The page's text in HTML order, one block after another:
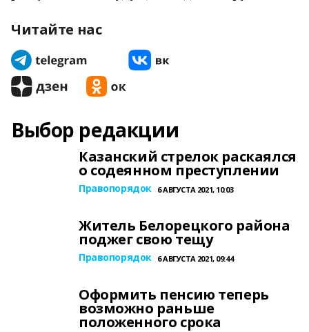
Читайте нас
Выбор редакции
Казанский стрелок раскаялся
о содеянном преступлении
Правопорядок 6 АВГУСТА 2021, 10:03
Житель Белорецкого района
поджег свою тещу
Правопорядок 6 АВГУСТА 2021, 09:44
Оформить пенсию теперь
возможно раньше
положенного срока